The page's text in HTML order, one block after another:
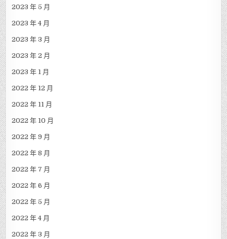
2023 年 5 月
2023 年 4 月
2023 年 3 月
2023 年 2 月
2023 年 1 月
2022 年 12 月
2022 年 11 月
2022 年 10 月
2022 年 9 月
2022 年 8 月
2022 年 7 月
2022 年 6 月
2022 年 5 月
2022 年 4 月
2022 年 3 月